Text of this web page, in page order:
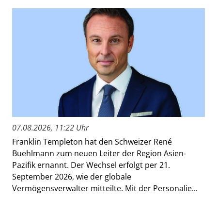
07.08.2026, 11:22 Uhr
Franklin Templeton hat den Schweizer René
Buehlmann zum neuen Leiter der Region Asien-
Pazifik ernannt. Der Wechsel erfolgt per 21.
September 2026, wie der globale
Vermögensverwalter mitteilte. Mit der Personalie...